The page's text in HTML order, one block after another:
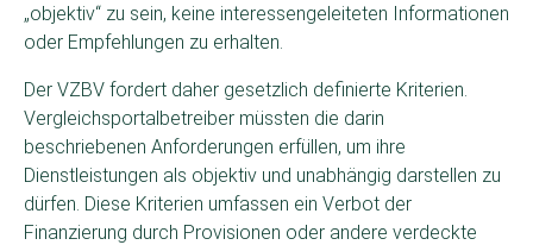
„objektiv“ zu sein, keine interessengeleiteten Informationen
oder Empfehlungen zu erhalten.
Der VZBV fordert daher gesetzlich definierte Kriterien.
Vergleichsportalbetreiber müssten die darin
beschriebenen Anforderungen erfüllen, um ihre
Dienstleistungen als objektiv und unabhängig darstellen zu
dürfen. Diese Kriterien umfassen ein Verbot der
Finanzierung durch Provisionen oder andere verdeckte